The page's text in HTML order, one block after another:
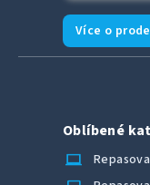
Více o
Oblíbené
laptop_chromebook